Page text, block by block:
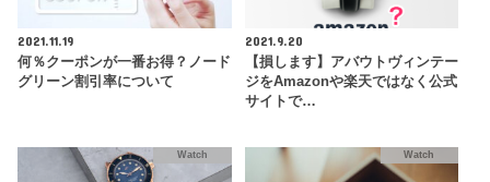
2021.11.19
何％クーポンが一番お得？ノード
グリーン割引率について
2021.9.20
【損します】アバウトヴィンテー
ジをAmazonや楽天ではなく公式
サイトで…
Watch Watch